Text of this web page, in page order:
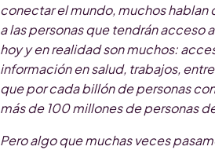
conectar el mundo, muchos hablan
a las personas que tendrán acceso
hoy y en realidad son muchos:
información en salud, trabajos,
que por cada billón de personas
más de 100 millones de personas
Pero algo que muchas veces